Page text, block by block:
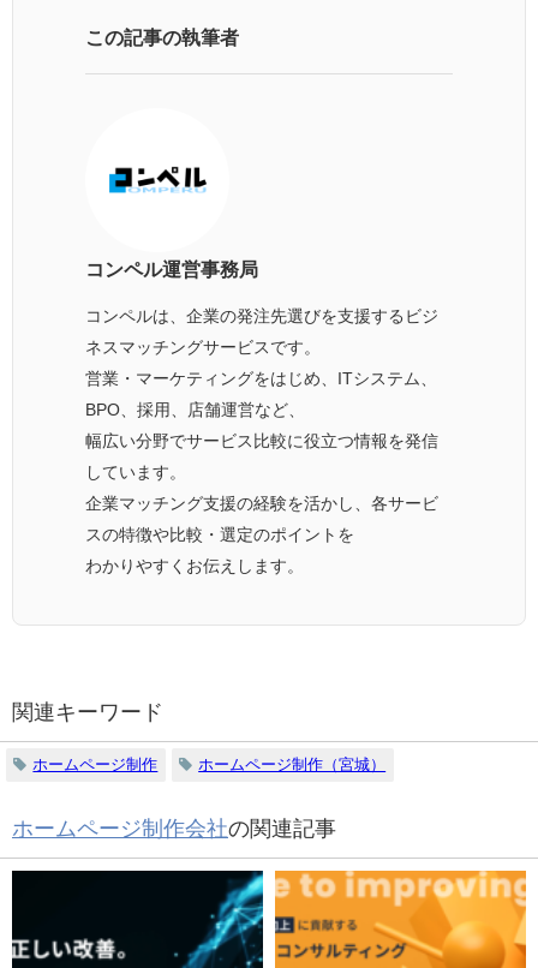
この記事の執筆者
コンペル運営事務局
コンペルは、企業の発注先選びを支援するビジ
ネスマッチングサービスです。
営業・マーケティングをはじめ、ITシステム、
BPO、採用、店舗運営など、
幅広い分野でサービス比較に役立つ情報を発信
しています。
企業マッチング支援の経験を活かし、各サービ
スの特徴や比較・選定のポイントを
わかりやすくお伝えします。
関連キーワード
ホームページ制作 ホームページ制作（宮城）
ホームページ制作会社の関連記事